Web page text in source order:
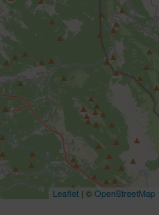
Leaflet | ©OpenStreetMap